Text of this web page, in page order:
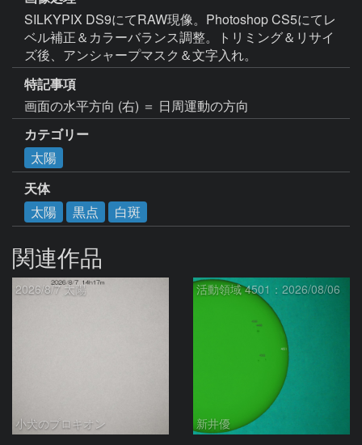
SILKYPIX DS9にてRAW現像。Photoshop CS5にてレ
ベル補正＆カラーバランス調整。トリミング＆リサイ
ズ後、アンシャープマスク＆文字入れ。
特記事項
画面の水平方向 (右) ＝ 日周運動の方向
カテゴリー
太陽
天体
太陽
黒点 白斑
関連作品
2026/8/7 太陽
小犬のプロキオン
活動領域 4501：2026/08/06
新井優